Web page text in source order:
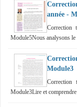
année -
Correction
Module5Nous analysons
Module3
Module3Lire et